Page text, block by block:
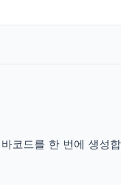
코드를 한 번에 생성